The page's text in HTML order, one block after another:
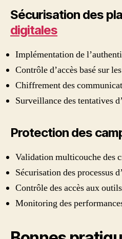
Sécurisation des
digitales
Implémentation de
Contrôle d’accès basé sur
Chiffrement des
Surveillance des tentatives
Protection des
Validation multicouche des
Sécurisation des processus d’
Contrôle des accès aux
Monitoring des